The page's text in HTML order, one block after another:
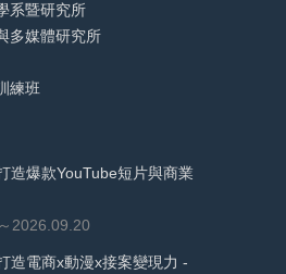
系暨研究所
多媒體研究所
練班
造爆款YouTube短片與商業
2026.09.20
造電商x動漫x接案變現力 -